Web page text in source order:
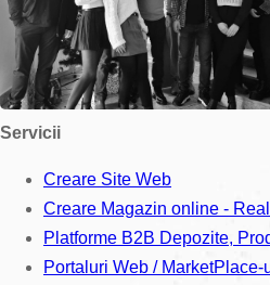
Servicii
Creare Site Web
Creare Magazin online -
Platforme B2B Depozite,
Portaluri Web / MarketPlace-